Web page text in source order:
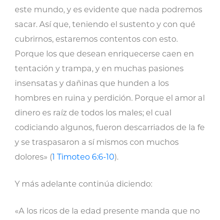
este mundo, y es evidente que nada podremos
sacar. Así que, teniendo el sustento y con qué
cubrirnos, estaremos contentos con esto.
Porque los que desean enriquecerse caen en
tentación y trampa, y en muchas pasiones
insensatas y dañinas que hunden a los
hombres en ruina y perdición. Porque el amor al
dinero es raíz de todos los males; el cual
codiciando algunos, fueron descarriados de la fe
y se traspasaron a sí mismos con muchos
dolores» (1 Timoteo 6:6-10).
Y más adelante continúa diciendo:
«A los ricos de la edad presente manda que no